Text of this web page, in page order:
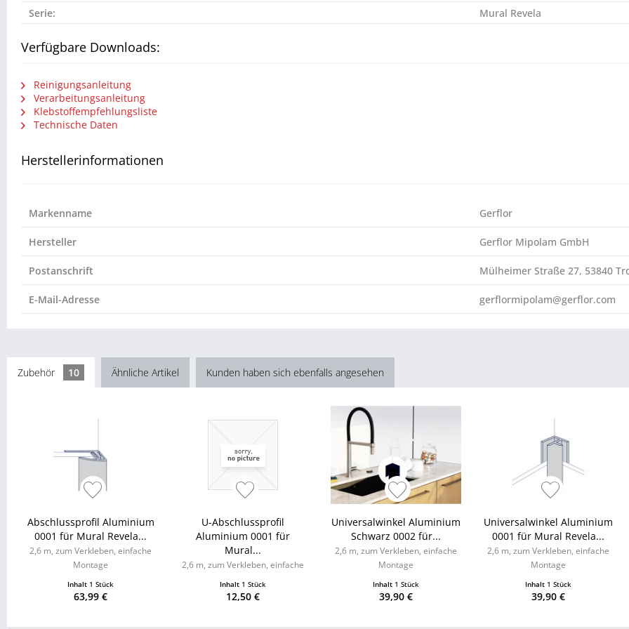
Serie: Mural Revela
Verfügbare Downloads:
Reinigungsanleitung
Verarbeitungsanleitung
Klebstoffempfehlungsliste
Technische Daten
Herstellerinformationen
Markenname Gerflor
Hersteller Gerflor Mipolam GmbH
Postanschrift Mülheimer Straße 27, 53840
E-Mail-Adresse gerflormipolam@gerflor.com
Zubehör 10 Ähnliche Artikel Kunden haben sich ebenfalls angesehen
Abschlussprofil Aluminium
0001 für Mural Revela...
2,6 m, zum Verkleben, einfache
Montage
Inhalt 1 Stück
63,99 €
U-Abschlussprofil
Aluminium 0001 für
Mural...
2,6 m, zum Verkleben, einfache
Inhalt 1 Stück
12,50 €
Universalwinkel Aluminium
Schwarz 0002 für...
2,6 m, zum Verkleben, einfache
Montage
Inhalt 1 Stück
39,90 €
Universalwinkel Aluminium
0001 für Mural Revela...
2,6 m, zum Verkleben, einfache
Montage
Inhalt 1 Stück
39,90 €